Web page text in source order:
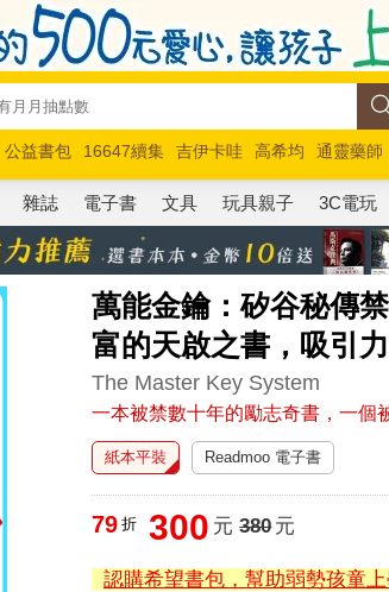
公益書包 16647續集 吉伊卡哇 高希均
通靈藥師
馬斯克 玩具總動員5 超慢跑
雜誌 電子書 文具 玩具親子 3C電玩
萬能金鑰：矽谷秘傳
富的天啟之書，吸引
The Master Key System
一本被禁數十年的勵志奇書，一個
紙本平裝 Readmoo 電子書
79 折 300 元 380元
認購希望書包，幫助弱勢孩童上